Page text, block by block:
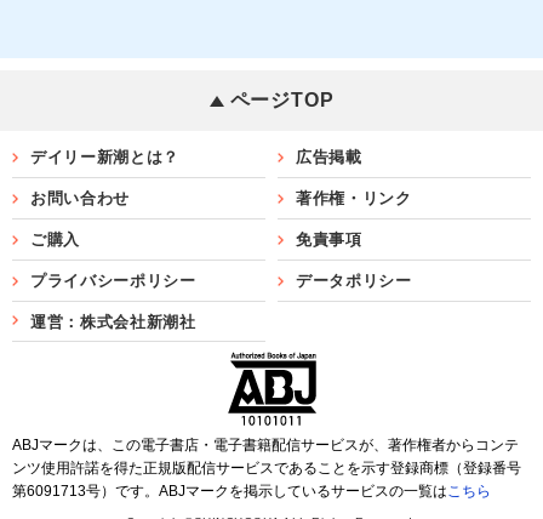
ページTOP
デイリー新潮とは？ 広告掲載
お問い合わせ 著作権・リンク
ご購入 免責事項
プライバシーポリシー データポリシー
運営：株式会社新潮社
ABJマークは、この電子書店・電子書籍配信サービスが、著作権者からコンテ
ンツ使用許諾を得た正規版配信サービスであることを示す登録商標（登録番号
第6091713号）です。ABJマークを掲示しているサービスの一覧はこちら